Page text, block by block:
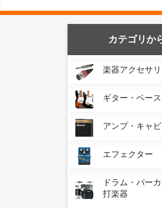
カテゴリか
楽器アクセサ
ギター・ベース
アンプ・キャ
エフェクター
ドラム・パー
打楽器